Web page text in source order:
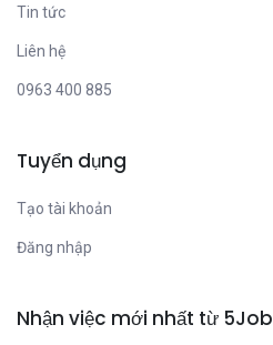
Tin tức
Liên hệ
0963 400 885
Tuyển dụng
Tạo tài khoản
Đăng nhập
Nhận việc mới nhất từ 5Job